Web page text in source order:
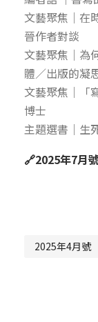
文藝聚焦｜在
晉作者對談
文藝聚焦｜為
體／出版的凝
文藝聚焦｜「
博士
主題選書｜生
🔗2025年7月
2025年4月號